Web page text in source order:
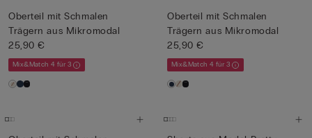
Oberteil mit Schmalen
Trägern aus Mikromodal
25,90 €
Mix&Match 4 für 3
Oberteil mit Schmalen
Trägern aus Mikromodal
25,90 €
Mix&Match 4 für 3